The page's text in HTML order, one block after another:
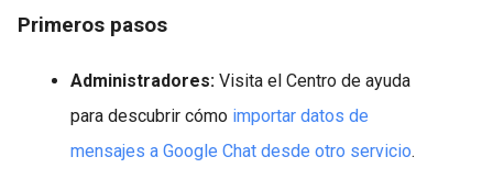
Primeros pasos
Administradores: Visita el Centro de ayuda
para descubrir cómo importar datos de
mensajes a Google Chat desde otro servicio.